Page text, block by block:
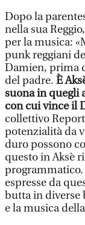
Dopo la
nella sua
per la musica:
punk reggiani
Damien, prima
del padre. È
suona in quegli
con cui vince il
collettivo
potenzialità da
duro possono
questo in Aksè
espresse da
butta in diverse
e la musica